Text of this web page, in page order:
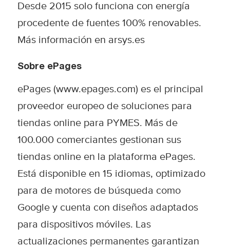
Desde 2015 solo funciona con energía
procedente de fuentes 100% renovables.
Más información en arsys.es
Sobre ePages
ePages (www.epages.com) es el principal
proveedor europeo de soluciones para
tiendas online para PYMES. Más de
100.000 comerciantes gestionan sus
tiendas online en la plataforma ePages.
Está disponible en 15 idiomas, optimizado
para de motores de búsqueda como
Google y cuenta con diseños adaptados
para dispositivos móviles. Las
actualizaciones permanentes garantizan